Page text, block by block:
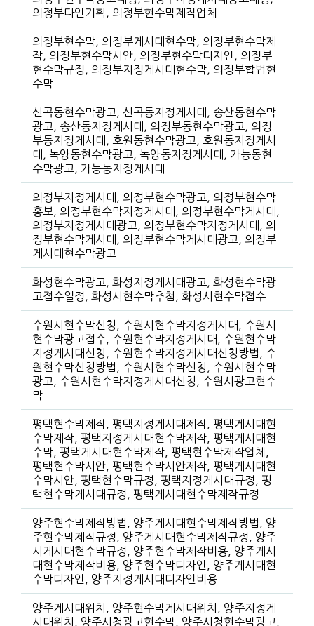
의정부다인기획, 의정부현수막제작업체
의정부현수막, 의정부게시대현수막, 의정부현수막제
작, 의정부현수막시안, 의정부현수막디자인, 의정부
현수막규정, 의정부지정게시대현수막, 의정부합법현
수막
신곡동현수막광고, 신곡동지정게시대, 송산동현수막
광고, 송산동지정게시대, 의정부동현수막광고, 의정
부동지정게시대, 호원동현수막광고, 호원동지정게시
대, 녹양동현수막광고, 녹양동지정게시대, 가능동현
수막광고, 가능동지정게시대
의정부지정게시대, 의정부현수막광고, 의정부현수막
홍보, 의정부현수막지정게시대, 의정부현수막게시대,
의정부지정게시대광고, 의정부현수막지정게시대, 의
정부현수막게시대, 의정부현수막게시대광고, 의정부
게시대현수막광고
화성현수막광고, 화성지정게시대광고, 화성현수막광
고접수일정, 화성시현수막추첨, 화성시현수막접수
수원시현수막신청, 수원시현수막지정게시대, 수원시
현수막광고접수, 수원현수막지정게시대, 수원현수막
지정게시대신청, 수원현수막지정게시대신청방법, 수
원현수막신청방법, 수원시현수막신청, 수원시현수막
광고, 수원시현수막지정게시대신청, 수원시광고현수
막
평택현수막제작, 평택지정게시대제작, 평택게시대현
수막제작, 평택지정게시대현수막제작, 평택게시대현
수막, 평택게시대현수막제작, 평택현수막제작업체,
평택현수막시안, 평택현수막시안제작, 평택게시대현
수막시안, 평택현수막규정, 평택지정게시대규정, 평
택현수막게시대규정, 평택게시대현수막제작규정
양주현수막제작방법, 양주게시대현수막제작방법, 양
주현수막제작규정, 양주게시대현수막제작규정, 양주
시게시대현수막규정, 양주현수막제작비용, 양주게시
대현수막제작비용, 양주현수막디자인, 양주게시대현
수막디자인, 양주지정게시대디자인비용
양주게시대위치, 양주현수막게시대위치, 양주지정게
시대위치, 양주시청광고현수막, 양주시청현수막광고,